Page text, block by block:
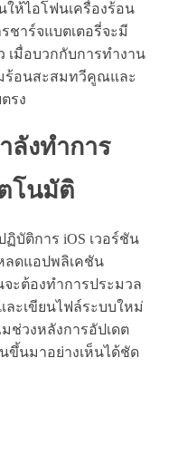
ให้ไอโฟนเครื่องร้อน
ชาร์จแบตเตอรี่จะมี
เมื่อบวกกับการทำงาน
ร้อนสะสมทวีคูณและ
รง
ลังทำการ
โนมัติ
บัติการ iOS เวอร์ชัน
ลดแอปพลิเคชัน
ะต้องทำการประมวล
ละเขียนไฟล์ระบบใหม่
ช่วงหลังการอัปเดต
ขึ้นมาอย่างเห็นได้ชัด